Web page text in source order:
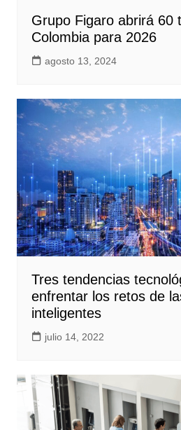
Grupo Figaro abrirá 60
Colombia para 2026
agosto 13, 2024
Tres tendencias
enfrentar los retos de
inteligentes
julio 14, 2022